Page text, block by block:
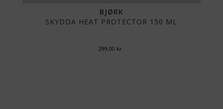
BJØRK
SKYDDA HEAT PROTECTOR 150 ML
299,00 kr